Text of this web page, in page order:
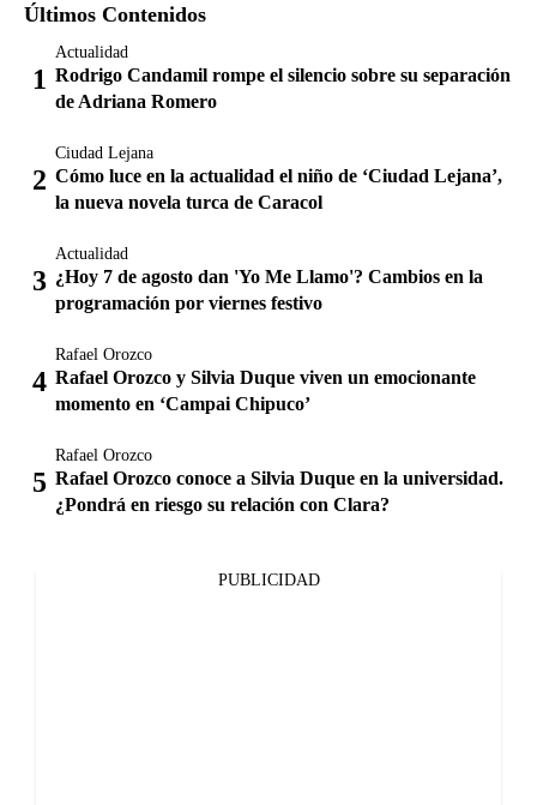
Últimos Contenidos
Actualidad
Rodrigo Candamil rompe el silencio sobre su separación
de Adriana Romero
Ciudad Lejana
Cómo luce en la actualidad el niño de ‘Ciudad Lejana’,
la nueva novela turca de Caracol
Actualidad
¿Hoy 7 de agosto dan 'Yo Me Llamo'? Cambios en la
programación por viernes festivo
Rafael Orozco
Rafael Orozco y Silvia Duque viven un emocionante
momento en ‘Campai Chipuco’
Rafael Orozco
Rafael Orozco conoce a Silvia Duque en la universidad.
¿Pondrá en riesgo su relación con Clara?
PUBLICIDAD